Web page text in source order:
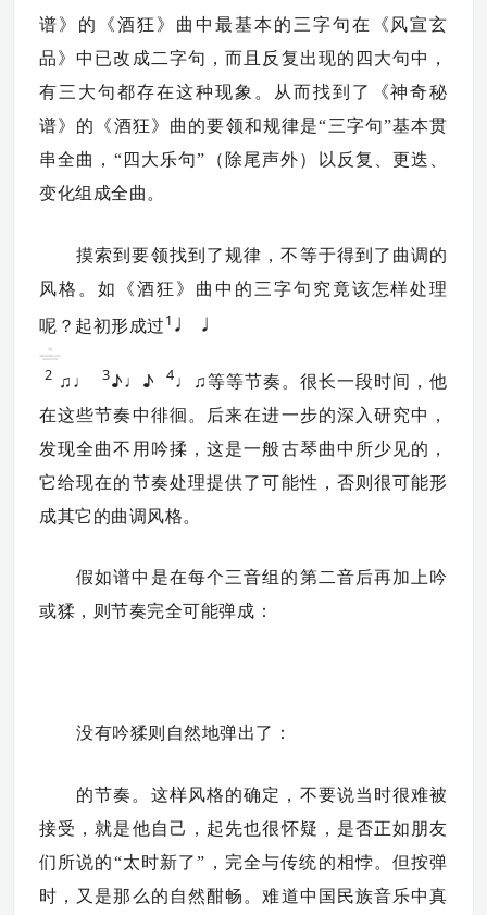
谱》的《酒狂》曲中最基本的三字句在《风宣玄
品》中已改成二字句，而且反复出现的四大句中，
有三大句都存在这种现象。从而找到了《神奇秘
谱》的《酒狂》曲的要领和规律是“三字句”基本贯
串全曲，“四大乐句”（除尾声外）以反复、更迭、
变化组成全曲。
摸索到要领找到了规律，不等于得到了曲调的
风格。如《酒狂》曲中的三字句究竟该怎样处理
呢？起初形成过1 ♩♩
2 ♫♩ 3♪♩♪ 4♩♫等等节奏。很长一段时间，他
在这些节奏中徘徊。后来在进一步的深入研究中，
发现全曲不用吟揉，这是一般古琴曲中所少见的，
它给现在的节奏处理提供了可能性，否则很可能形
成其它的曲调风格。
假如谱中是在每个三音组的第二音后再加上吟
或猱，则节奏完全可能弹成：
没有吟猱则自然地弹出了：
的节奏。这样风格的确定，不要说当时很难被
接受，就是他自己，起先也很怀疑，是否正如朋友
们所说的“太时新了”，完全与传统的相悖。但按弹
时，又是那么的自然酣畅。难道中国民族音乐中真